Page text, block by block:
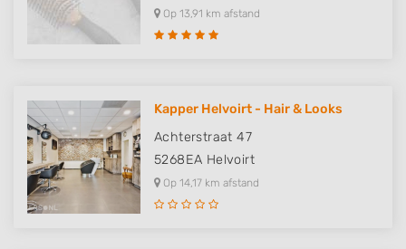
Op 13,91 km afstand
Kapper Helvoirt - Hair & Looks
Achterstraat 47
5268EA Helvoirt
Op 14,17 km afstand